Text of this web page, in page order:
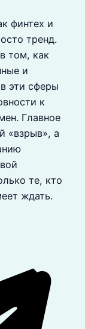
финтех и
тренд.
том, как
и
эти сферы
к
Главное
«взрыв», а
те, кто
ждать.